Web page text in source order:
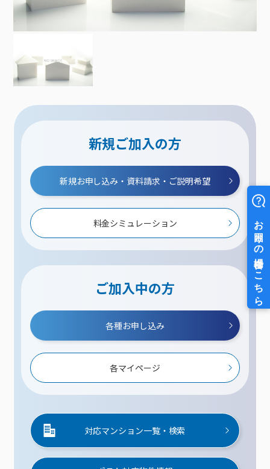
新規ご加入の方
新規お申し込み・資料請求・ご説明希望
料金シミュレーション
ご加入中の方
各種お申し込み
各マイページ
対応マンション一覧・検索